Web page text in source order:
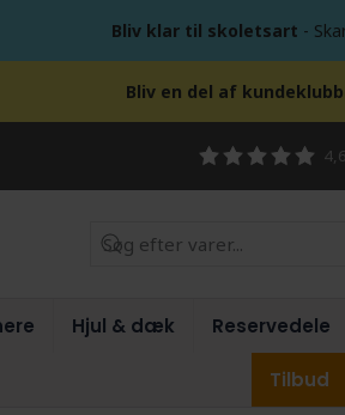
Bliv klar til skoletsart -
Bliv en del af
Hjul & dæk Reservedele
Tilbud